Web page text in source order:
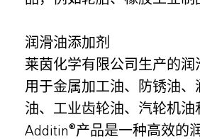
润滑油添加剂
莱茵化学有限公司生产的润
用于金属加工油、防锈油、
油、工业齿轮油、汽轮机油
Additin®产品是一种高效的